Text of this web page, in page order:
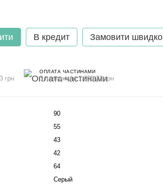
В кредит Замовити швидко
грн
ОПЛАТА ЧАСТИНАМИ
3 платежі по 1 933.33 грн
90
55
43
42
64
Серый